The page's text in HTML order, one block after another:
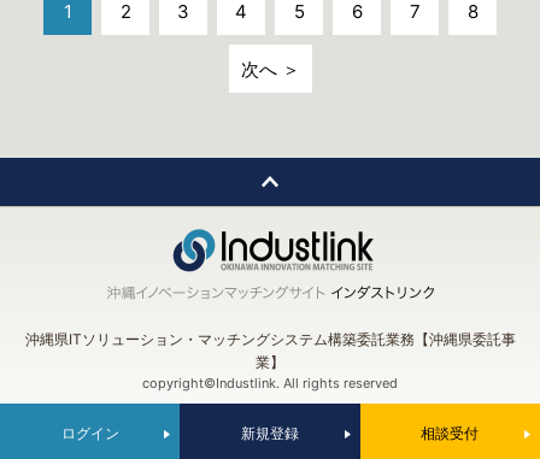
1 2 3 4 5 6 7 8
次へ ＞
沖縄県ITソリューション・マッチングシステム構築委託業務【沖縄県委託事
業】
copyright©Industlink. All rights reserved
ログイン 新規登録 相談受付